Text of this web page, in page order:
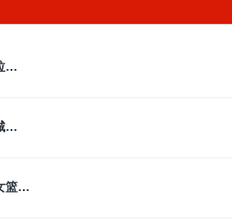
阿斯顿维拉
深圳新鹏城
尼日利亚女篮